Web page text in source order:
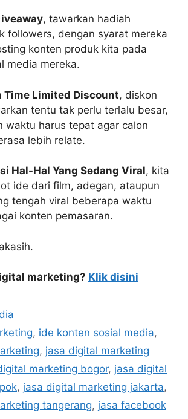
, tawarkan hadiah
followers, dengan syarat mereka
konten produk kita pada
media mereka.
Time Limited Discount, diskon
tentu tak perlu terlalu besar,
waktu harus tepat agar calon
lebih relate.
Hal-Hal Yang Sedang Viral, kita
ide dari film, adegan, ataupun
tengah viral beberapa waktu
konten pemasaran.
marketing? Klik disini
, ide konten sosial media,
, jasa digital marketing
marketing bogor, jasa digital
, jasa digital marketing jakarta,
tangerang, jasa facebook